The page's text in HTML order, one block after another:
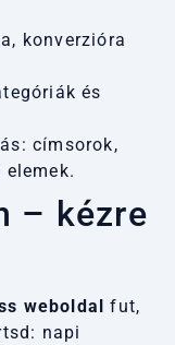
konverzióra
és
címsorok,
elemek.
– kézre
weboldal
fut,
napi